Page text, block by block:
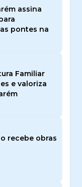
assina
pontes na
Familiar
e valoriza
recebe obras